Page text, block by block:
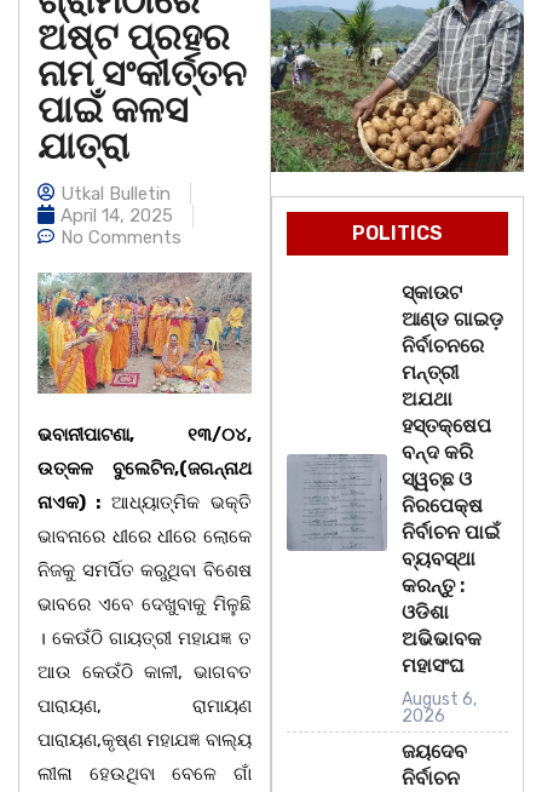
ଅଷ୍ଟ ପ୍ରହର
ନାମ ସଂକୀର୍ତ୍ତନ
ପାଇଁ କଳସ
ଯାତ୍ରା
Utkal Bulletin
April 14, 2025
No Comments
ଭବାନୀପାଟଣା, ୧୩/୦୪,
ଉତ୍କଳ ବୁଲେଟିନ,(ଜଗନ୍ନାଥ
ନାଏକ) : ଆଧ୍ୟାତ୍ମିକ ଭକ୍ତି
ଭାବନାରେ ଧୀରେ ଧୀରେ ଲୋକେ
ନିଜକୁ ସମର୍ପିତ କରୁଥିବା ବିଶେଷ
ଭାବରେ ଏବେ ଦେଖୁବାକୁ ମିଳୁଛି
। କେଉଁଠି ଗାୟତ୍ରୀ ମହାଯଜ୍ଞ ତ
ଆଉ କେଉଁଠି କାଳୀ, ଭାଗବତ
ପାରାୟଣ, ରାମାୟଣ
ପାରାୟଣ,କୃଷ୍ଣ ମହାଯଜ୍ଞ ବାଲ୍ୟ
ଲୀଳା ହେଉଥିବା ବେଳେ ଗାଁ
POLITICS
ସ୍କାଉଟ
ଆଣ୍ଡ ଗାଇଡ଼
ନିର୍ବାଚନରେ
ମନ୍ତ୍ରୀ
ଅଯଥା
ହସ୍ତକ୍ଷେପ
ବନ୍ଦ କରି
ସ୍ୱଚ୍ଛ ଓ
ନିରପେକ୍ଷ
ନିର୍ବାଚନ ପାଇଁ
ବ୍ୟବସ୍ଥା
କରନ୍ତୁ :
ଓଡିଶା
ଅଭିଭାବକ
ମହାସଂଘ
August 6,
2026
ଜୟଦେବ
ନିର୍ବାଚନ